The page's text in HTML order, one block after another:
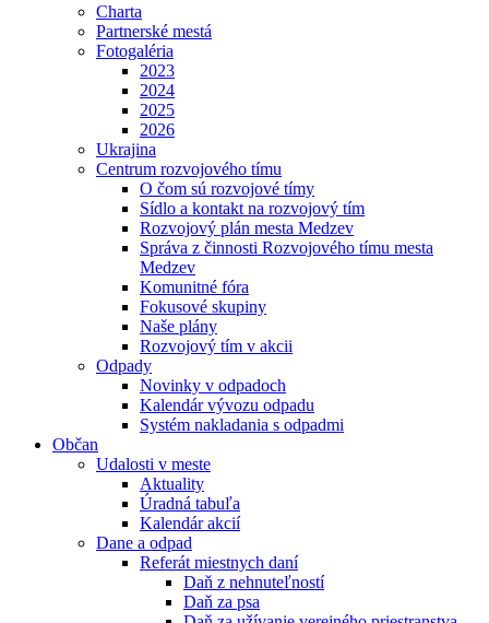
Charta
Partnerské mestá
Fotogaléria
2023
2024
2025
2026
Ukrajina
Centrum rozvojového tímu
O čom sú rozvojové tímy
Sídlo a kontakt na rozvojový tím
Rozvojový plán mesta Medzev
Správa z činnosti Rozvojového tímu mesta
Medzev
Komunitné fóra
Fokusové skupiny
Naše plány
Rozvojový tím v akcii
Odpady
Novinky v odpadoch
Kalendár vývozu odpadu
Systém nakladania s odpadmi
Občan
Udalosti v meste
Aktuality
Úradná tabuľa
Kalendár akcií
Dane a odpad
Referát miestnych daní
Daň z nehnuteľností
Daň za psa